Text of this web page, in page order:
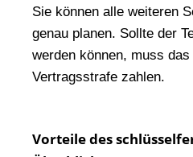
Sie können alle weiteren
genau planen. Sollte der
werden können, muss
Vertragsstrafe zahlen.
Vorteile des